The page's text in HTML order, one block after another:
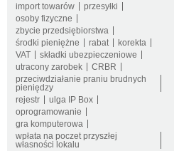
import towarów
przesyłki
osoby fizyczne
zbycie przedsiębiorstwa
środki pieniężne
rabat
korekta
VAT
składki ubezpieczeniowe
utracony zarobek
CRBR
przeciwdziałanie praniu brudnych
pieniędzy
rejestr
ulga IP Box
oprogramowanie
gra komputerowa
wpłata na poczet przyszłej
własności lokalu